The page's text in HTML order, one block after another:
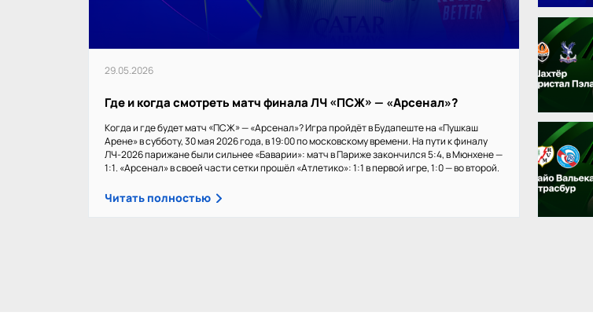
29.05.2026
Где и когда смотреть матч финала ЛЧ «ПСЖ» — «Арсенал»?
Когда и где будет матч «ПСЖ» — «Арсенал»? Игра пройдёт в Будапеште на «Пушкаш
Арене» в субботу, 30 мая 2026 года, в 19:00 по московскому времени. На пути к финалу
ЛЧ-2026 парижане были сильнее «Баварии»: матч в Париже закончился 5:4, в Мюнхене —
1:1. «Арсенал» в своей части сетки прошёл «Атлетико»: 1:1 в первой игре, 1:0 — во второй.
Читать полностью